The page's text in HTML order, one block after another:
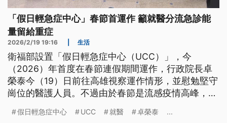
「假日輕急症中心」春節首運作 籲就醫分流急診能
量留給重症
2026/2/19 19:16 生活
衛福部設置「假日輕急症中心（UCC）」，今
（2026）年首度在春節連假期間運作，行政院長卓
榮泰今（19）日前往高雄視察運作情形，並慰勉堅守
崗位的醫護人員。不過由於春節是流感疫情高峰，疾
人數超過6000人。
假日輕急症中心 UCC 就醫 卓榮泰 ...